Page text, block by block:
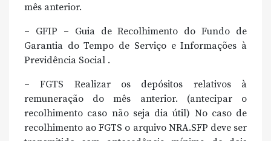
mês anterior.
– GFIP – Guia de Recolhimento do Fundo de
Garantia do Tempo de Serviço e Informações à
Previdência Social .
– FGTS Realizar os depósitos relativos à
remuneração do mês anterior. (antecipar o
recolhimento caso não seja dia útil) No caso de
recolhimento ao FGTS o arquivo NRA.SFP deve ser